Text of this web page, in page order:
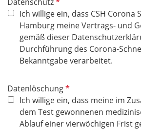
c
h
f
e
f
l
i
c
h
d
Ich willige ein, dass CSH Corona
Hamburg meine Vertrags- und
gemäß dieser
Durchführung des Corona-
Bekanntgabe verarbeitet.
DatenlöschungP
f
l
i
Ich willige ein, dass meine im
dem Test gewonnenen
Ablauf einer vierwöchigen Frist